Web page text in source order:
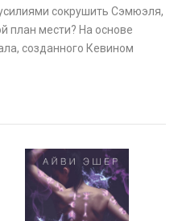
сокрушить Сэмюэля,
план мести? На основе
созданного Кевином